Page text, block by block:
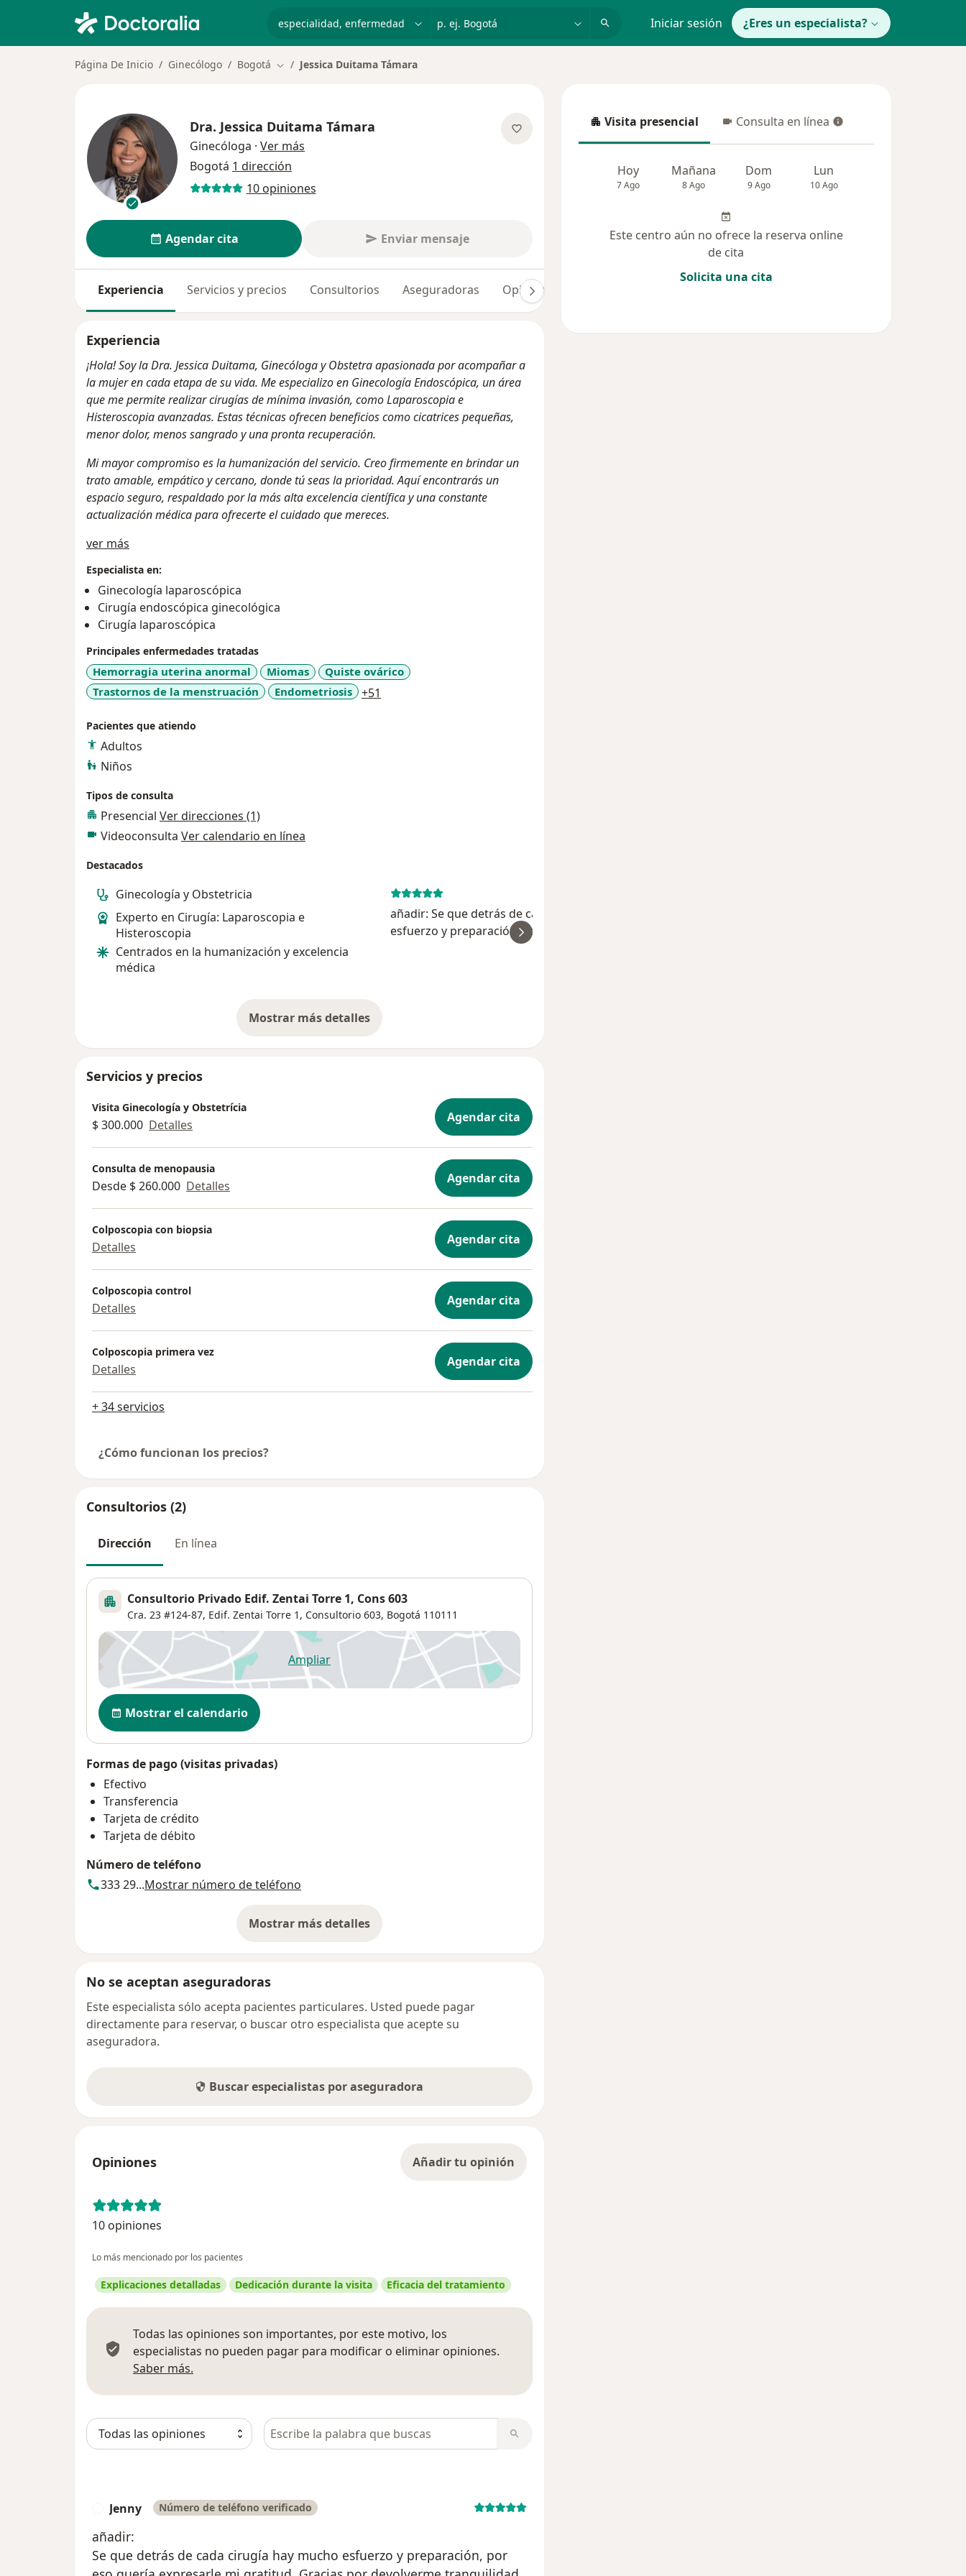
p. ej. Bogotá Iniciar sesión ¿Eres un especialista?
Página De Inicio Ginecólogo Bogotá Cambiar de ciudad
Jessica Duitama Támara
Dra. Jessica Duitama Támara
Ginecóloga · Ver más
Bogotá 1 dirección
10 opiniones
Agendar cita Enviar mensaje
Experiencia Servicios y precios Consultorios Aseguradoras Opiniones (10)
Experiencia
¡Hola! Soy la Dra. Jessica Duitama, Ginecóloga y Obstetra apasionada por acompañar a
la mujer en cada etapa de su vida. Me especializo en Ginecología Endoscópica, un área
que me permite realizar cirugías de mínima invasión, como Laparoscopia e
Histeroscopia avanzadas. Estas técnicas ofrecen beneficios como cicatrices pequeñas,
menor dolor, menos sangrado y una pronta recuperación.
Mi mayor compromiso es la humanización del servicio. Creo firmemente en brindar un
trato amable, empático y cercano, donde tú seas la prioridad. Aquí encontrarás un
espacio seguro, respaldado por la más alta excelencia científica y una constante
actualización médica para ofrecerte el cuidado que mereces.
ver más
Especialista en:
Ginecología laparoscópica
Cirugía endoscópica ginecológica
Cirugía laparoscópica
Principales enfermedades tratadas
Hemorragia uterina anormal Miomas
Quiste ovárico
Trastornos de la menstruación
Endometriosis +51
Pacientes que atiendo
Adultos
Niños
Tipos de consulta
Presencial Ver direcciones (1)
Videoconsulta Ver calendario en línea
Destacados
Ginecología y Obstetricia
Experto en Cirugía: Laparoscopia e
Histeroscopia
Centrados en la humanización y excelencia
médica
añadir: Se que detrás de cada cirugía hay mucho
esfuerzo y preparación, por eso quería
expresarle mi gratitud. Gracias por devolverme
Mostrar más detalles
sobre la experiencia
Servicios y precios
Visita Ginecología y Obstetrícia
$ 300.000 Detalles Agendar cita
Consulta de menopausia
Desde $ 260.000 Detalles Agendar cita
Colposcopia con biopsia
Detalles Agendar cita
Colposcopia control
Detalles Agendar cita
Colposcopia primera vez
Detalles Agendar cita
+ 34 servicios
¿Cómo funcionan los precios?
Consultorios (2)
Dirección En línea
Consultorio Privado Edif. Zentai Torre 1, Cons 603
Cra. 23 #124-87, Edif. Zentai Torre 1, Consultorio 603, Bogotá 110111
Ampliarse abre en una nueva pestaña
Disponibilidad
Mostrar el calendario
Formas de pago (visitas privadas)
Efectivo
Transferencia
Tarjeta de crédito
Tarjeta de débito
Número de teléfono
333 29...Mostrar número de teléfono
Mostrar más detalles
sobre la dirección
No se aceptan aseguradoras
Este especialista sólo acepta pacientes particulares. Usted puede pagar
directamente para reservar, o buscar otro especialista que acepte su
aseguradora.
Buscar especialistas por aseguradora
Opiniones Añadir tu opinión
10 opiniones
Lo más mencionado por los pacientes
Explicaciones detalladas Dedicación durante la visita Eficacia del tratamiento
Todas las opiniones son importantes, por este motivo, los
especialistas no pueden pagar para modificar o eliminar opiniones.
Saber más.
Busca en opiniones
Jenny Número de teléfono verificado
añadir:
Se que detrás de cada cirugía hay mucho esfuerzo y preparación, por
Visita presencial
Visita presencial Consulta en línea
Consulta en línea
Hoy
7 Ago
Mañana
8 Ago
Dom
9 Ago
Lun
10 Ago
Este centro aún no ofrece la reserva online
de cita
Solicita una cita